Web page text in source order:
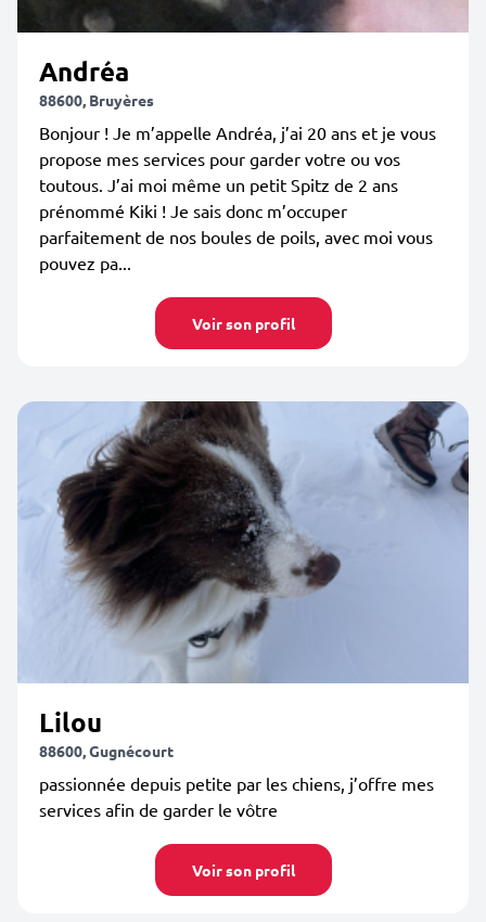
Andréa
88600, Bruyères
Bonjour ! Je m’appelle Andréa, j’ai 20 ans et je vous
propose mes services pour garder votre ou vos
toutous. J’ai moi même un petit Spitz de 2 ans
prénommé Kiki ! Je sais donc m’occuper
parfaitement de nos boules de poils, avec moi vous
pouvez pa...
Voir son profil
Lilou
88600, Gugnécourt
passionnée depuis petite par les chiens, j’offre mes
services afin de garder le vôtre
Voir son profil